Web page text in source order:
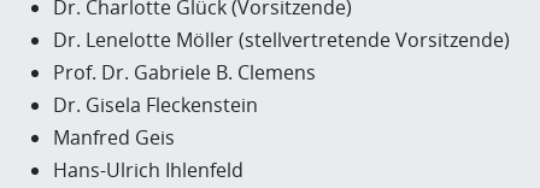
Dr. Charlotte Glück (Vorsitzende)
Dr. Lenelotte Möller (stellvertretende Vorsitzende)
Prof. Dr. Gabriele B. Clemens
Dr. Gisela Fleckenstein
Manfred Geis
Hans-Ulrich Ihlenfeld